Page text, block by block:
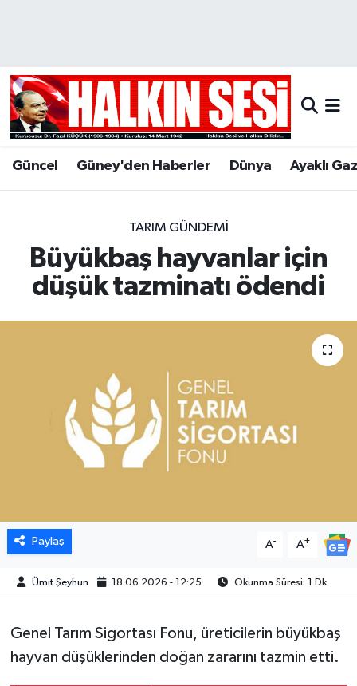
Güncel Güney'den Haberler Dünya Ayaklı
TARIM GÜNDEMI
Büyükbaş hayvanlar için
düşük tazminatı ödendi
Paylaş A- A+
Ümit Şeyhun 18.06.2026 - 12:25 Okunma Süresi: 1 Dk
Genel Tarım Sigortası Fonu, üreticilerin büyükbaş
hayvan düşüklerinden doğan zararını tazmin etti.
Hava Durumu
Trafik Durumu
Tüm Manşetler
Son Dakika Haberleri